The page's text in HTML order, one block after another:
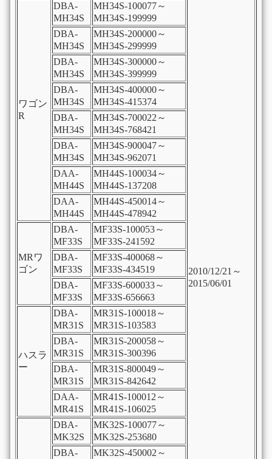
2010/12/21～
2015/06/01
ワゴン
R
DBA-
MH34S
MH34S-100077～
MH34S-199999
DBA-
MH34S
MH34S-200000～
MH34S-299999
DBA-
MH34S
MH34S-300000～
MH34S-399999
DBA-
MH34S
MH34S-400000～
MH34S-415374
DBA-
MH34S
MH34S-700022～
MH34S-768421
DBA-
MH34S
MH34S-900047～
MH34S-962071
DAA-
MH44S
MH44S-100034～
MH44S-137208
DAA-
MH44S
MH44S-450014～
MH44S-478942
MRワ
ゴン
DBA-
MF33S
MF33S-100053～
MF33S-241592
DBA-
MF33S
MF33S-400068～
MF33S-434519
DBA-
MF33S
MF33S-600033～
MF33S-656663
ハスラ
ー
DBA-
MR31S
MR31S-100018～
MR31S-103583
DBA-
MR31S
MR31S-200058～
MR31S-300396
DBA-
MR31S
MR31S-800049～
MR31S-842642
DAA-
MR41S
MR41S-100012～
MR41S-106025
DBA-
MK32S
MK32S-100077～
MK32S-253680
DBA-
MK32S-450002～